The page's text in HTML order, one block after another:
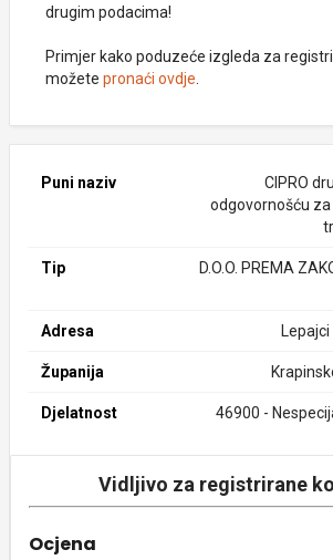
drugim podacima!
Primjer kako poduzeće izgleda za
možete pronaći ovdje
Puni naziv
CIPRO
odgovornošću
Tip
D.O.O. PREMA
Adresa
Županija
Djelatnost
46900 -
Vidljivo za registrirane
Ocjena